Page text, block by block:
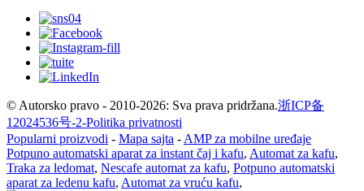
© Autorsko pravo - 2010-2026: Sva prava pridržana.浙ICP备
12024536号-2-Politika privatnosti
Popularni proizvodi - Mapa sajta -AMP za mobilne uređaje
Potpuno automatski aparat za instant čaj i kafu, Automat za kafu,
Traka za ledomat, Nescafe automat za kafu, Potpuno automatski
aparat za ledenu kafu, Automat za vruću kafu,